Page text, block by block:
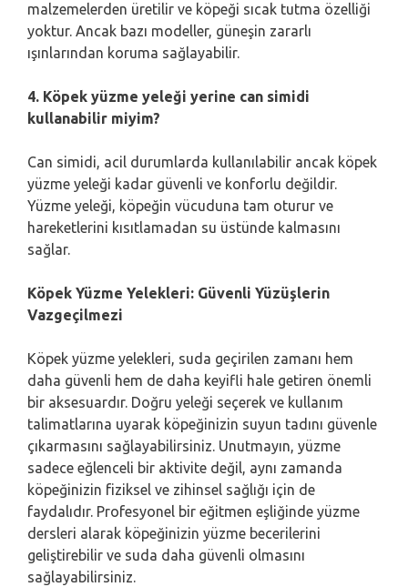
malzemelerden üretilir ve köpeği sıcak tutma özelliği
yoktur. Ancak bazı modeller, güneşin zararlı
ışınlarından koruma sağlayabilir.
4. Köpek yüzme yeleği yerine can simidi
kullanabilir miyim?
Can simidi, acil durumlarda kullanılabilir ancak köpek
yüzme yeleği kadar güvenli ve konforlu değildir.
Yüzme yeleği, köpeğin vücuduna tam oturur ve
hareketlerini kısıtlamadan su üstünde kalmasını
sağlar.
Köpek Yüzme Yelekleri: Güvenli Yüzüşlerin
Vazgeçilmezi
Köpek yüzme yelekleri, suda geçirilen zamanı hem
daha güvenli hem de daha keyifli hale getiren önemli
bir aksesuardır. Doğru yeleği seçerek ve kullanım
talimatlarına uyarak köpeğinizin suyun tadını güvenle
çıkarmasını sağlayabilirsiniz. Unutmayın, yüzme
sadece eğlenceli bir aktivite değil, aynı zamanda
köpeğinizin fiziksel ve zihinsel sağlığı için de
faydalıdır. Profesyonel bir eğitmen eşliğinde yüzme
dersleri alarak köpeğinizin yüzme becerilerini
geliştirebilir ve suda daha güvenli olmasını
sağlayabilirsiniz.